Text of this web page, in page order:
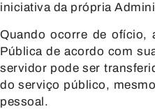
iniciativa da própria
Quando ocorre de ofício,
Pública de acordo com
servidor pode ser
do serviço público,
pessoal.